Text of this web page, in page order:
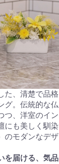
た、清楚で品格
グ。伝統的な仏
つ、洋室のイン
にも美しく馴染
のモダンなデザ
を届ける、気品